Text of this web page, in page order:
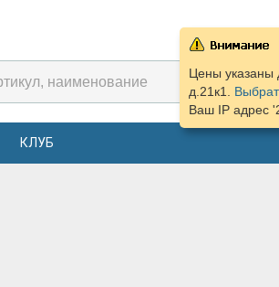
КЛУБ
Цены указаны
д.21к1.
Ваш IP адрес